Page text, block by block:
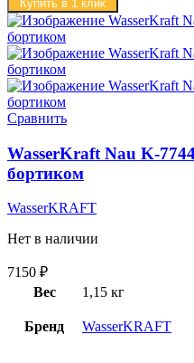
Купить в 1 клик
Сравнить
WasserKraft Nau K-
бортиком
WasserKRAFT
Нет в наличии
7150 ₽
Вес
1,15 кг
Бренд WasserKRAFT